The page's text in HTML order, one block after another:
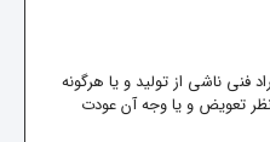
فنی ناشی از تولید و یا هرگونه
تعویض و یا وجه آن عودت